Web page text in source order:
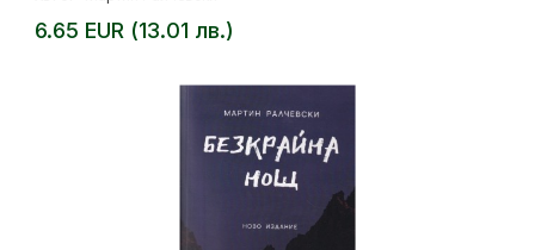
6.65 EUR (13.01 лв.)